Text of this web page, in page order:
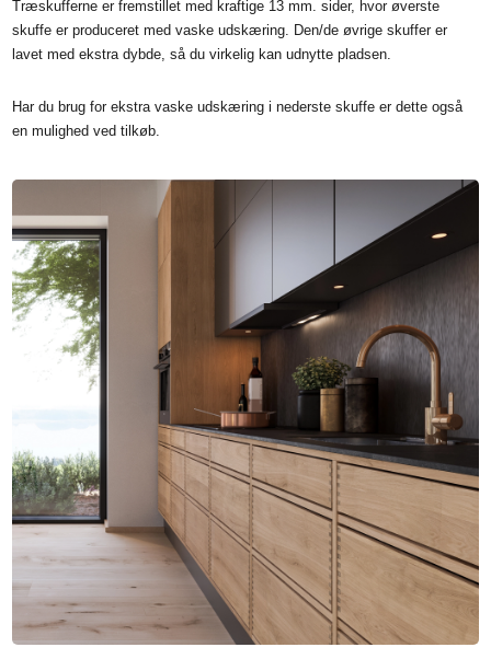
Træskufferne er fremstillet med kraftige 13 mm. sider, hvor øverste
skuffe er produceret med vaske udskæring. Den/de øvrige skuffer er
lavet med ekstra dybde, så du virkelig kan udnytte pladsen.
Har du brug for ekstra vaske udskæring i nederste skuffe er dette også
en mulighed ved tilkøb.